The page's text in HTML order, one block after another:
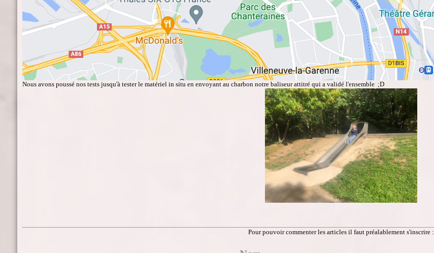
Nous avons poussé nos tests jusqu'à tester le matériel in situ en envoyant au charbon notre baliseur attitré qui a validé l'ensemble ;D
Pour pouvoir commenter les articles il faut préalablement s'inscrire :